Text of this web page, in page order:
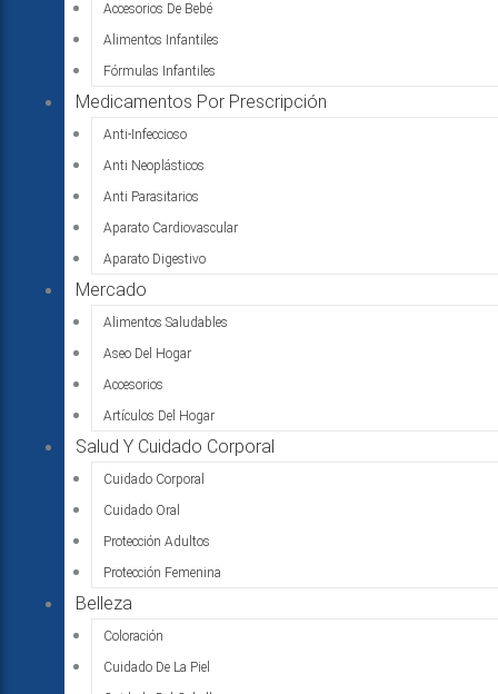
Accesorios De Bebé
Alimentos Infantiles
Fórmulas Infantiles
Medicamentos Por Prescripción
Anti-Infeccioso
Anti Neoplásticos
Anti Parasitarios
Aparato Cardiovascular
Aparato Digestivo
Mercado
Alimentos Saludables
Aseo Del Hogar
Accesorios
Artículos Del Hogar
Salud Y Cuidado Corporal
Cuidado Corporal
Cuidado Oral
Protección Adultos
Protección Femenina
Belleza
Coloración
Cuidado De La Piel